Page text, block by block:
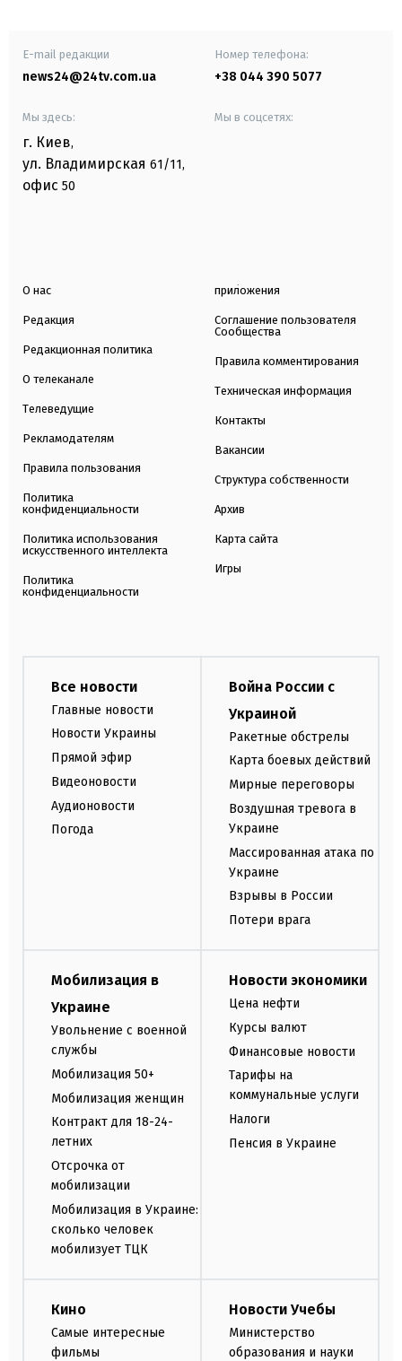
E-mail редакции
news24@24tv.com.ua
Номер телефона:
+38 044 390 5077
Мы здесь:
г. Киев,
ул. Владимирская 61/11,
офис 50
Мы в соцсетях:
О нас
Редакция
Редакционная политика
О телеканале
Телеведущие
Рекламодателям
Правила пользования
Политика
конфиденциальности
Политика использования
искусственного интеллекта
Политика
конфиденциальности
приложения
Соглашение пользователя
Сообщества
Правила комментирования
Техническая информация
Контакты
Вакансии
Структура собственности
Архив
Карта сайта
Игры
Все новости
Главные новости
Новости Украины
Прямой эфир
Видеоновости
Аудионовости
Погода
Война России с
Украиной
Ракетные обстрелы
Карта боевых действий
Мирные переговоры
Воздушная тревога в
Украине
Массированная атака по
Украине
Взрывы в России
Потери врага
Мобилизация в
Украине
Увольнение с военной
службы
Мобилизация 50+
Мобилизация женщин
Контракт для 18-24-
летних
Отсрочка от
мобилизации
Мобилизация в Украине:
сколько человек
мобилизует ТЦК
Новости экономики
Цена нефти
Курсы валют
Финансовые новости
Тарифы на
коммунальные услуги
Налоги
Пенсия в Украине
Кино
Самые интересные
фильмы
Новости Учебы
Министерство
образования и науки